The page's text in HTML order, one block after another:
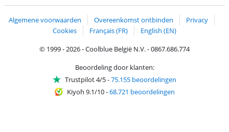
Algemene voorwaarden Overeenkomst ontbinden
Privacy
Cookies
Français (FR)
English (EN)
© 1999 - 2026 - Coolblue België N.V. - 0867.686.774
Beoordeling door klanten:
Trustpilot 4/5-75.155 beoordelingen
Kiyoh 9.1/10-68.721 beoordelingen